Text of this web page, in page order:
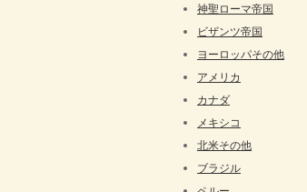
神聖ローマ帝国
ビザンツ帝国
ヨーロッパその他
アメリカ
カナダ
メキシコ
北米その他
ブラジル